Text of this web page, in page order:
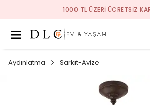
1000 TL ÜZERI ÜCRETSIZ
Aydınlatma Sarkıt-Avize